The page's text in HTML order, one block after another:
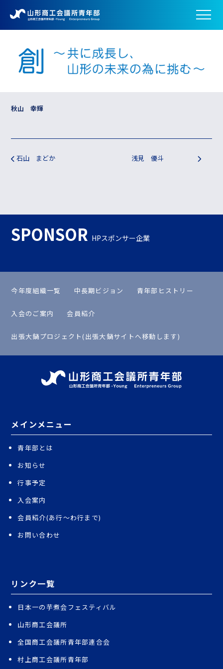
秋山 幸輝
投稿ナビゲーション
石山 まどか 浅見 優斗
SPONSOR HPスポンサー企業
今年度組織一覧 中長期ビジョン 青年部ヒストリー
入会のご案内 会員紹介
出張大鍋プロジェクト(出張大鍋サイトへ移動します)
メインメニュー
青年部とは
お知らせ
行事予定
入会案内
会員紹介(あ行〜わ行まで)
お問い合わせ
リンク一覧
日本一の芋煮会フェスティバル
山形商工会議所
全国商工会議所青年部連合会
村上商工会議所青年部